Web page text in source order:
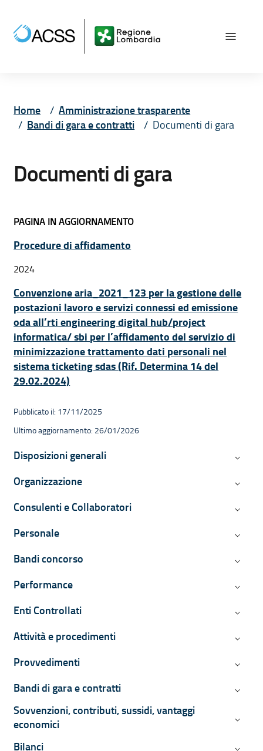
Home
Amministrazione trasparente
Bandi di gara e contratti
Documenti di gara
Documenti di gara
PAGINA IN AGGIORNAMENTO
Procedure di affidamento
2024
Convenzione aria_2021_123 per la gestione delle
postazioni lavoro e servizi connessi ed emissione
oda all’rti engineering digital hub/project
informatica/ sbi per l’affidamento del servizio di
minimizzazione trattamento dati personali nel
sistema ticketing sdas (Rif. Determina 14 del
29.02.2024)
Pubblicato il: 17/11/2025
Ultimo aggiornamento: 26/01/2026
Navigazione contestuale di
Disposizioni generali
Organizzazione
Consulenti e Collaboratori
Personale
Bandi concorso Bandi
Performance
Enti Controllati Enti
Attività e procedimenti
Provvedimenti
Bandi di gara e contratti Bandi
Sovvenzioni, contributi, sussidi, vantaggi
economici
Bilanci Bilanci